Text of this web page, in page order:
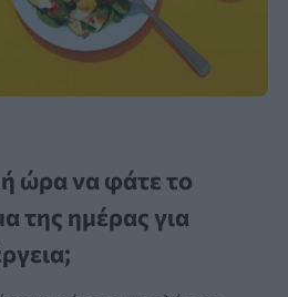
ώρα να φάτε το
της ημέρας για